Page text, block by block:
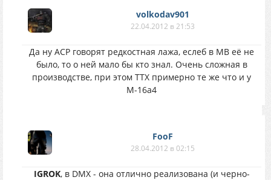
volkodav901
22.04.2012 в 21:53
Да ну АСР говорят редкостная лажа, еслеб в МВ её не
было, то о ней мало бы кто знал. Очень сложная в
производстве, при этом ТТХ примерно те же что и у
М-16а4
FooF
28.04.2012 в 02:15
IGROK, в DMX - она отлично реализована (и черно-